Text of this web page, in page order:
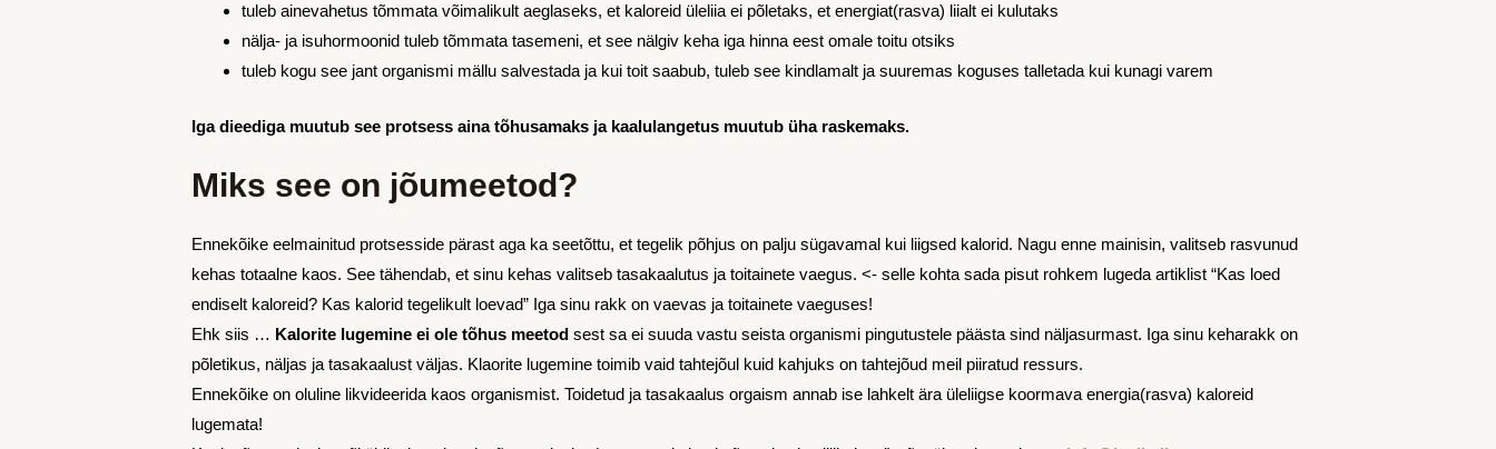
tuleb ainevahetus tõmmata võimalikult aeglaseks, et kaloreid üleliia ei põletaks, et energiat(rasva) liialt ei kulutaks
nälja- ja isuhormoonid tuleb tõmmata tasemeni, et see nälgiv keha iga hinna eest omale toitu otsiks
tuleb kogu see jant organismi mällu salvestada ja kui toit saabub, tuleb see kindlamalt ja suuremas koguses talletada kui kunagi varem
Iga dieediga muutub see protsess aina tõhusamaks ja kaalulangetus muutub üha raskemaks.
Miks see on jõumeetod?
Ennekõike eelmainitud protsesside pärast aga ka seetõttu, et tegelik põhjus on palju sügavamal kui liigsed kalorid. Nagu enne mainisin, valitseb rasvunud
kehas totaalne kaos. See tähendab, et sinu kehas valitseb tasakaalutus ja toitainete vaegus. <- selle kohta sada pisut rohkem lugeda artiklist “Kas loed
endiselt kaloreid? Kas kalorid tegelikult loevad” Iga sinu rakk on vaevas ja toitainete vaeguses!
Ehk siis … Kalorite lugemine ei ole tõhus meetod sest sa ei suuda vastu seista organismi pingutustele päästa sind näljasurmast. Iga sinu keharakk on
põletikus, näljas ja tasakaalust väljas. Klaorite lugemine toimib vaid tahtejõul kuid kahjuks on tahtejõud meil piiratud ressurs.
Ennekõike on oluline likvideerida kaos organismist. Toidetud ja tasakaalus orgaism annab ise lahkelt ära üleliigse koormava energia(rasva) kaloreid
lugemata!